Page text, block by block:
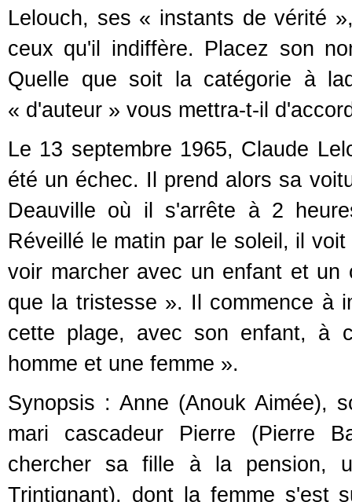
Lelouch, ses « instants de vérité
ceux qu'il indiffère. Placez son
Quelle que soit la catégorie à
« d'auteur » vous mettra-t-il
Le 13 septembre 1965, Claude
été un échec. Il prend alors sa
Deauville où il s'arrête à 2
Réveillé le matin par le soleil, il
voir marcher avec un enfant et
que la tristesse ». Il commence à
cette plage, avec son enfant, à
homme et une femme ».
Synopsis : Anne (Anouk Aimée),
mari cascadeur Pierre (Pierre
chercher sa fille à la pension,
Trintignant), dont la femme s'est